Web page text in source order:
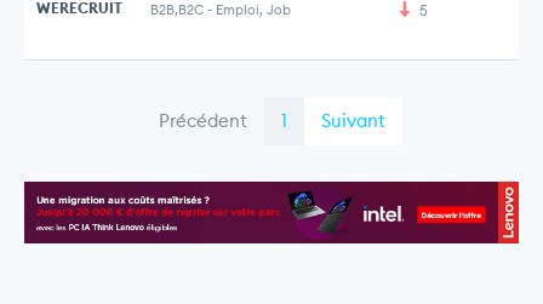
WERECRUIT B2B,B2C - Emploi, Job 5
Précédent 1 Suivant